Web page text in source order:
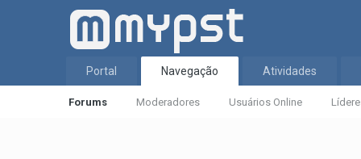
Portal Navegação
Forums Moderadores Usuários Online
Atividades